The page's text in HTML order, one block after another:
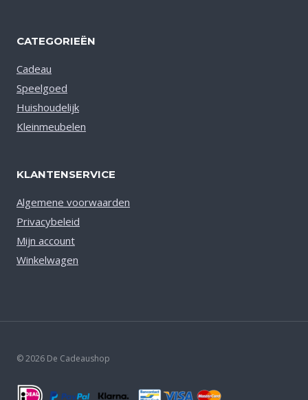
CATEGORIEËN
Cadeau
Speelgoed
Huishoudelijk
Kleinmeubelen
KLANTENSERVICE
Algemene voorwaarden
Privacybeleid
Mijn account
Winkelwagen
© 2026 De Cadeaushop